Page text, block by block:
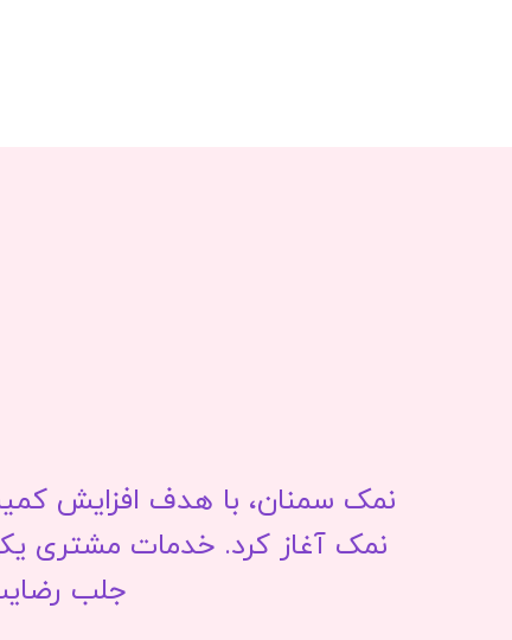
نمک سمنان، با هدف افزایش
نمک آغاز کرد. خدمات مشتری
جلب